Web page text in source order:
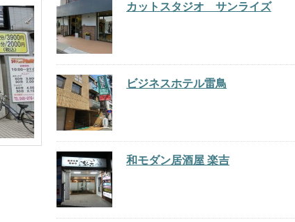
カットスタジオ サンライズ
ビジネスホテル雷鳥
和モダン居酒屋 楽吉